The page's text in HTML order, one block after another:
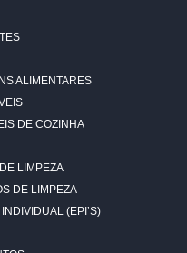
ALIMENTARES
DE COZINHA
LIMPEZA
DE LIMPEZA
(EPI’S)